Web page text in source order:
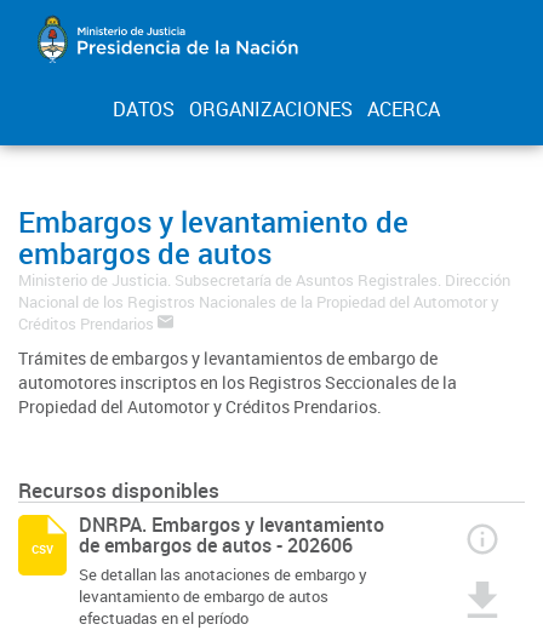
DATOS ORGANIZACIONES ACERCA
Embargos y levantamiento de
embargos de autos
Ministerio de Justicia. Subsecretaría de Asuntos Registrales. Dirección
Nacional de los Registros Nacionales de la Propiedad del Automotor y
Créditos Prendarios
Trámites de embargos y levantamientos de embargo de
automotores inscriptos en los Registros Seccionales de la
Propiedad del Automotor y Créditos Prendarios.
Recursos disponibles
DNRPA. Embargos y levantamiento
de embargos de autos - 202606
Se detallan las anotaciones de embargo y
levantamiento de embargo de autos
efectuadas en el período
csv